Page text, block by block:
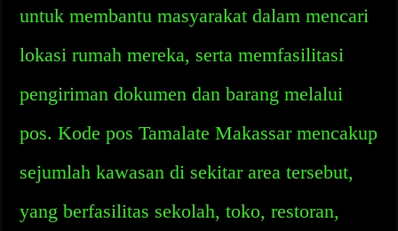
untuk membantu masyarakat dalam mencari
lokasi rumah mereka, serta memfasilitasi
pengiriman dokumen dan barang melalui
pos. Kode pos Tamalate Makassar mencakup
sejumlah kawasan di sekitar area tersebut,
yang berfasilitas sekolah, toko, restoran,